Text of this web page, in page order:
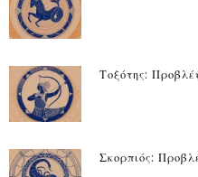
Τοξότης:
Σκορπιός: